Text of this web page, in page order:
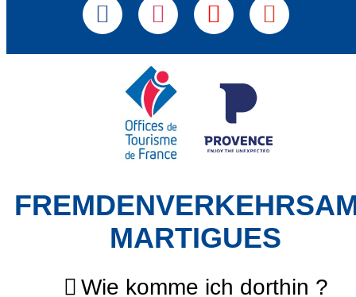
MARTIGUES
Wie komme ich dorthin ?